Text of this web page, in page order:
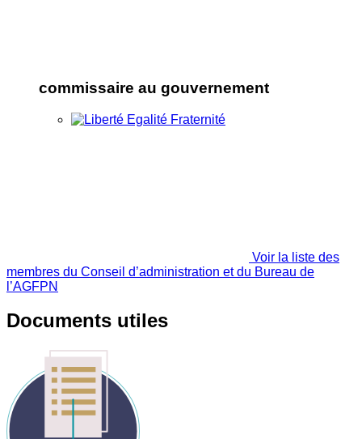
commissaire au gouvernement
Voir la liste des
membres du Conseil d’administration et du Bureau de
l’AGFPN
Documents utiles